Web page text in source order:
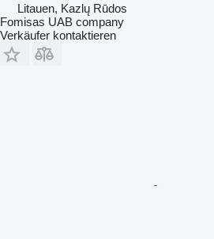
Litauen, Kazlų Rūdos
Fomisas UAB company
Verkäufer kontaktieren